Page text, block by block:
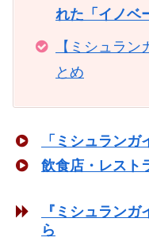
れた「イノベ
【ミシュラ
とめ
「ミシュラン
飲食店・レスト
『ミシュラン
ら